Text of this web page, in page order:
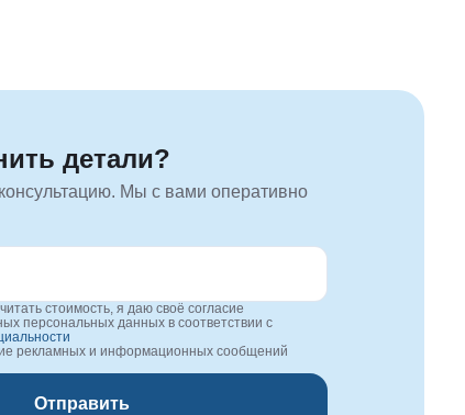
детали?
Мы с вами оперативно
стоимость, я даю своё согласие
персональных данных в соответствии с
рекламных и информационных сообщений
Отправить